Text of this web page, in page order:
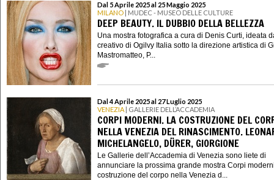
Dal 5 Aprile 2025 al 25 Maggio 2025
MILANO | MUDEC - MUSEO DELLE CULTURE
DEEP BEAUTY. IL DUBBIO DELLA BELLEZZA
Una mostra fotografica a cura di Denis Curti, ideata
creativo di Ogilvy Italia sotto la direzione artistica di
Mastromatteo, P...
Dal 4 Aprile 2025 al 27 Luglio 2025
VENEZIA | GALLERIE DELL’ACCADEMIA
CORPI MODERNI. LA COSTRUZIONE DEL
NELLA VENEZIA DEL RINASCIMENTO.
MICHELANGELO, DÜRER, GIORGIONE
Le Gallerie dell’Accademia di Venezia sono liete di
annunciare la prossima grande mostra Corpi
costruzione del corpo nella Venezia d...